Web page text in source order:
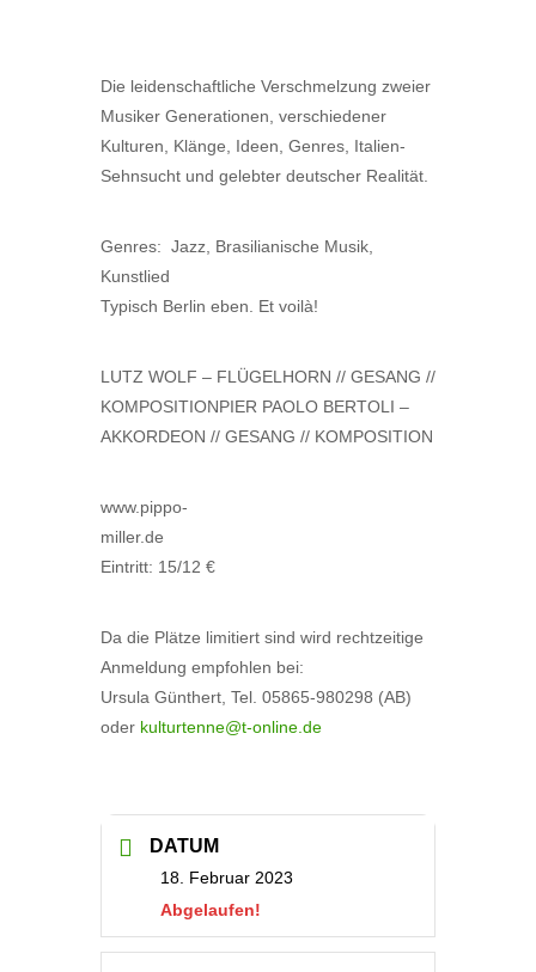
Die leidenschaftliche Verschmelzung zweier
Musiker Generationen, verschiedener
Kulturen, Klänge, Ideen, Genres, Italien-
Sehnsucht und gelebter deutscher Realität.
Genres: Jazz, Brasilianische Musik,
Kunstlied
Typisch Berlin eben. Et voilà!
LUTZ WOLF – FLÜGELHORN // GESANG //
KOMPOSITIONPIER PAOLO BERTOLI –
AKKORDEON // GESANG // KOMPOSITION
www.pippo-
miller.de
Eintritt: 15/12 €
Da die Plätze limitiert sind wird rechtzeitige
Anmeldung empfohlen bei:
Ursula Günthert, Tel. 05865-980298 (AB)
oder kulturtenne@t-online.de
DATUM
18. Februar 2023
Abgelaufen!